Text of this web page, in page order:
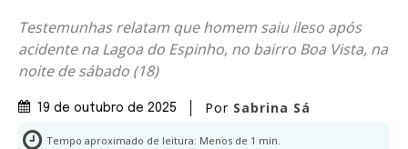
Testemunhas relatam que homem saiu ileso após
acidente na Lagoa do Espinho, no bairro Boa Vista, na
noite de sábado (18)
19 de outubro de 2025 Por Sabrina Sá
Tempo aproximado de leitura: Menos de 1 min.